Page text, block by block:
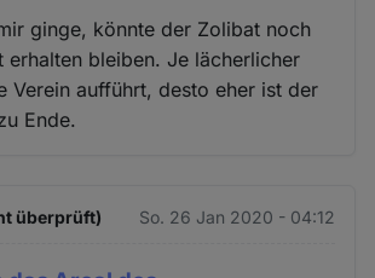
ginge, könnte der Zolibat noch
erhalten bleiben. Je lächerlicher
Verein aufführt, desto eher ist der
Ende.
überprüft) So. 26 Jan 2020 - 04:12